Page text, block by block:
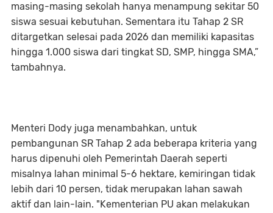
masing-masing sekolah hanya menampung sekitar 50
siswa sesuai kebutuhan. Sementara itu Tahap 2 SR
ditargetkan selesai pada 2026 dan memiliki kapasitas
hingga 1.000 siswa dari tingkat SD, SMP, hingga SMA,”
tambahnya.
Menteri Dody juga menambahkan, untuk
pembangunan SR Tahap 2 ada beberapa kriteria yang
harus dipenuhi oleh Pemerintah Daerah seperti
misalnya lahan minimal 5-6 hektare, kemiringan tidak
lebih dari 10 persen, tidak merupakan lahan sawah
aktif dan lain-lain. "Kementerian PU akan melakukan